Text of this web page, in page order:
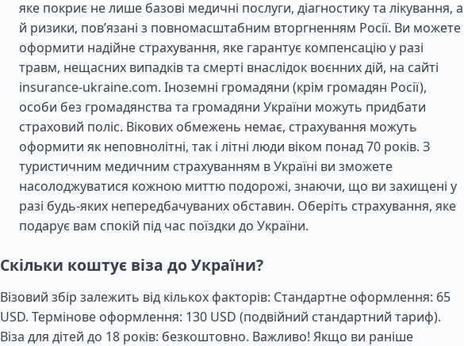
яке покриє не лише базові медичні послуги, діагностику та лікування, а
й ризики, пов’язані з повномасштабним вторгненням Росії. Ви можете
оформити надійне страхування, яке гарантує компенсацію у разі
травм, нещасних випадків та смерті внаслідок воєнних дій, на сайті
insurance-ukraine.com. Іноземні громадяни (крім громадян Росії),
особи без громадянства та громадяни України можуть придбати
страховий поліс. Вікових обмежень немає, страхування можуть
оформити як неповнолітні, так і літні люди віком понад 70 років. З
туристичним медичним страхуванням в Україні ви зможете
насолоджуватися кожною миттю подорожі, знаючи, що ви захищені у
разі будь-яких непередбачуваних обставин. Оберіть страхування, яке
подарує вам спокій під час поїздки до України.
Скільки коштує віза до України?
Візовий збір залежить від кількох факторів: Стандартне оформлення: 65
USD. Термінове оформлення: 130 USD (подвійний стандартний тариф).
Віза для дітей до 18 років: безкоштовно. Важливо! Якщо ви раніше